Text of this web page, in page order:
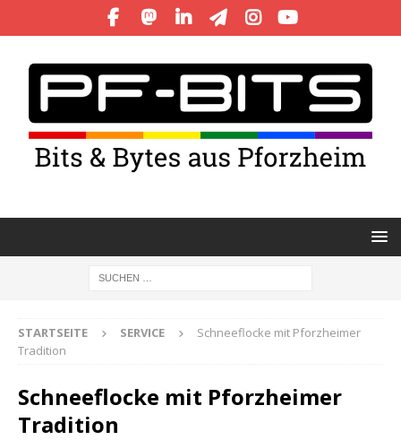
STARTSEITE SERVICE
Schneeflocke mit Pforzheimer
Tradition
Schneeflocke mit Pforzheimer
Tradition